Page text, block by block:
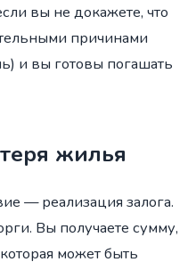
вы не докажете, что
причинами
и вы готовы погашать
жилья
— реализация залога.
Вы получаете сумму,
может быть